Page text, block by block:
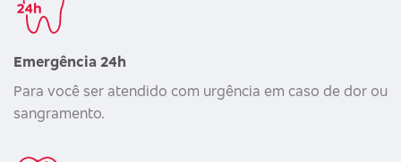
Emergência 24h
Para você ser atendido com urgência em caso de dor ou
sangramento.